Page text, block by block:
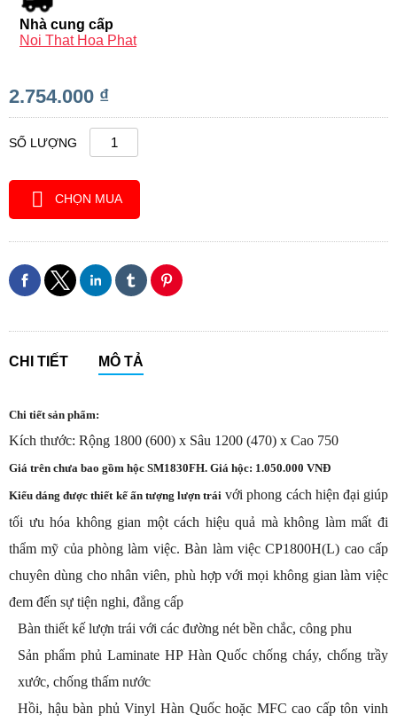
Nhà cung cấp
Noi That Hoa Phat
2.754.000 ₫
SỐ LƯỢNG
CHỌN MUA
CHI TIẾT MÔ TẢ
Chi tiết sản phẩm:
Kích thước: Rộng 1800 (600) x Sâu 1200 (470) x Cao 750
Giá trên chưa bao gồm hộc SM1830FH. Giá hộc: 1.050.000 VNĐ
Kiểu dáng được thiết kế ấn tượng lượn trái với phong cách hiện đại giúp
tối ưu hóa không gian một cách hiệu quả mà không làm mất đi
thẩm mỹ của phòng làm việc. Bàn làm việc CP1800H(L) cao cấp
chuyên dùng cho nhân viên, phù hợp với mọi không gian làm việc
đem đến sự tiện nghi, đẳng cấp
Bàn thiết kế lượn trái với các đường nét bền chắc, công phu
Sản phẩm phủ Laminate HP Hàn Quốc chống cháy, chống trầy
xước, chống thấm nước
Hồi, hậu bàn phủ Vinyl Hàn Quốc hoặc MFC cao cấp tôn vinh